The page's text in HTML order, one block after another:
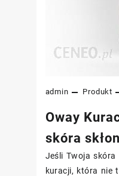
admin Produkt
Oway
skóra
Jeśli Twoja skóra
kuracji, która nie